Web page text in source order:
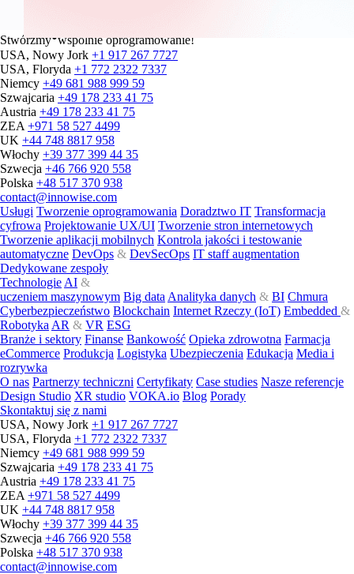
Stwórzmy●wspólnie oprogramowanie!
USA, Nowy Jork +1 917 267 7727
USA, Floryda +1 772 2322 7337
Niemcy +49 681 988 999 59
Szwajcaria +49 178 233 41 75
Austria +49 178 233 41 75
ZEA +971 58 527 4499
UK +44 748 8817 958
Włochy +39 377 399 44 35
Szwecja +46 766 920 558
Polska +48 517 370 938
contact@innowise.com
Usługi Tworzenie oprogramowania Doradztwo IT Transformacja
cyfrowa Projektowanie UX/UI Tworzenie stron internetowych
Tworzenie aplikacji mobilnych Kontrola jakości i testowanie
automatyczne DevOps & DevSecOps IT staff augmentation
Dedykowane zespoły
Technologie AI &
uczeniem maszynowym Big data Analityka danych & BI Chmura
Cyberbezpieczeństwo Blockchain Internet Rzeczy (IoT) Embedded &
Robotyka AR & VR ESG
Branże i sektory Finanse Bankowość Opieka zdrowotna Farmacja
eCommerce Produkcja Logistyka Ubezpieczenia Edukacja Media i
rozrywka
O nas Partnerzy techniczni Certyfikaty Case studies Nasze referencje
Design Studio XR studio VOKA.io Blog Porady
Skontaktuj się z nami
USA, Nowy Jork +1 917 267 7727
USA, Floryda +1 772 2322 7337
Niemcy +49 681 988 999 59
Szwajcaria +49 178 233 41 75
Austria +49 178 233 41 75
ZEA +971 58 527 4499
UK +44 748 8817 958
Włochy +39 377 399 44 35
Szwecja +46 766 920 558
Polska +48 517 370 938
contact@innowise.com